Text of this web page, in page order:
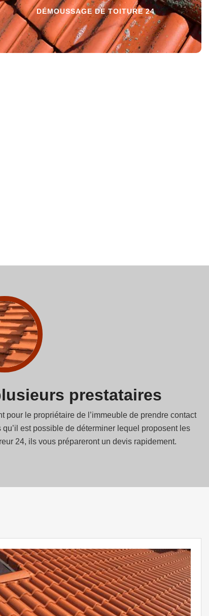
DÉMOUSSAGE DE TOITURE 24
prestataires
le propriétaire de l’immeuble de prendre contact
est possible de déterminer lequel proposent les
24, ils vous prépareront un devis rapidement.